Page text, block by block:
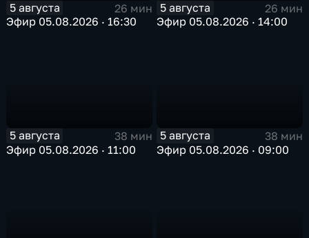
5 августа
26 мин
Эфир 05.08.2026 · 16:30
5 августа
26 мин
Эфир 05.08.2026 · 14:00
5 августа
38 мин
Эфир 05.08.2026 · 11:00
5 августа
38 мин
Эфир 05.08.2026 · 09:00